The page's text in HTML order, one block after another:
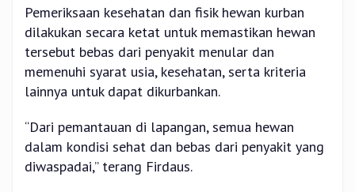
Pemeriksaan kesehatan dan fisik hewan kurban
dilakukan secara ketat untuk memastikan hewan
tersebut bebas dari penyakit menular dan
memenuhi syarat usia, kesehatan, serta kriteria
lainnya untuk dapat dikurbankan.
“Dari pemantauan di lapangan, semua hewan
dalam kondisi sehat dan bebas dari penyakit yang
diwaspadai,” terang Firdaus.